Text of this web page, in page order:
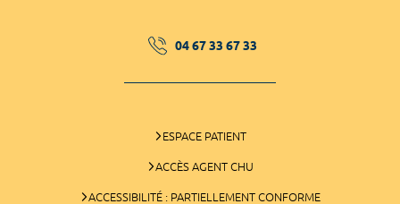
04 67 33 67 33
ESPACE PATIENT
ACCÈS AGENT CHU
ACCESSIBILITÉ : PARTIELLEMENT CONFORME